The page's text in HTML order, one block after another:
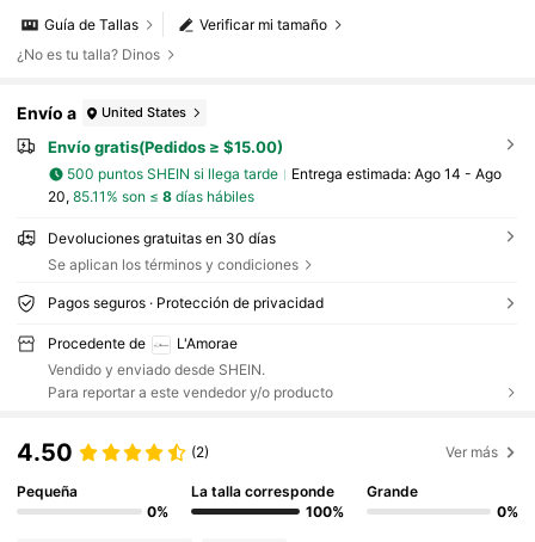
Verificar mi tamaño
Guía de Tallas
¿No es tu talla? Dinos
Envío a United States
Envío gratis(Pedidos ≥ $15.00)
500 puntos SHEIN si llega tarde Entrega estimada: Ago 14 - Ago
20, 85.11% son ≤ 8días hábiles
Devoluciones gratuitas en 30 días
Se aplican los términos y condiciones
Pagos seguros · Protección de privacidad
Procedente de
L'Amorae
Vendido y enviado desde SHEIN.
Para reportar a este vendedor y/o producto
4.50 (2) Ver más
Pequeña
0%
La talla corresponde
100%
Grande
0%